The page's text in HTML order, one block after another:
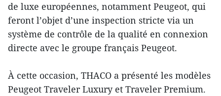
de luxe européennes, notamment Peugeot, qui
feront l’objet d’une inspection stricte via un
système de contrôle de la qualité en connexion
directe avec le groupe français Peugeot.
À cette occasion, THACO a présenté les modèles
Peugeot Traveler Luxury et Traveler Premium.